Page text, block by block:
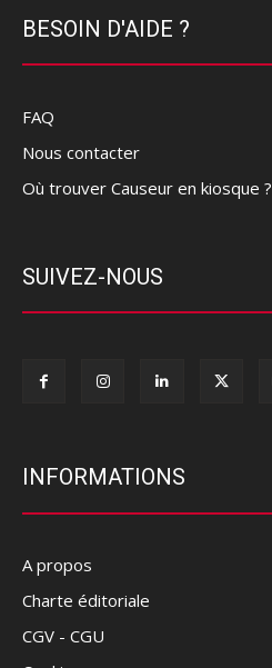
BESOIN D'AIDE ?
FAQ
Nous contacter
Où trouver Causeur en kiosque ?
SUIVEZ-NOUS
INFORMATIONS
A propos
Charte éditoriale
CGV - CGU